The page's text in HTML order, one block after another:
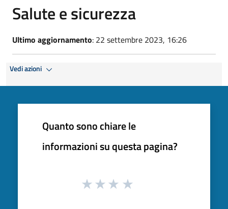
Salute e sicurezza
Ultimo aggiornamento: 22 settembre 2023, 16:26
Vedi azioni
Quanto sono chiare le
informazioni su questa pagina?